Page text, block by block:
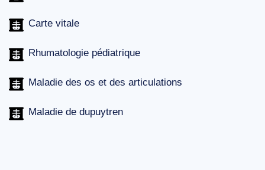
Carte vitale
Rhumatologie pédiatrique
Maladie des os et des articulations
Maladie de dupuytren